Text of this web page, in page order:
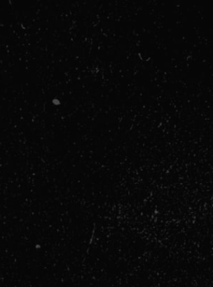
Šta je Kreatin?
Kako Kreatin Poboljšava Trening:
Povećanje Snage i Mišićne Mase
povećava fizičke performanse u
serijama kratkotrajnih, visoko-
što može doprineti bržem rastu
Poboljšan Oporavak
: Kreatin
oporavak mišića i smanjiti